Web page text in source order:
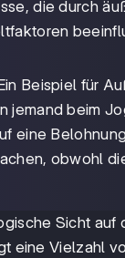
die durch
Beispiel für
jemand beim
eine
obwohl
Sicht auf
eine Vielzahl